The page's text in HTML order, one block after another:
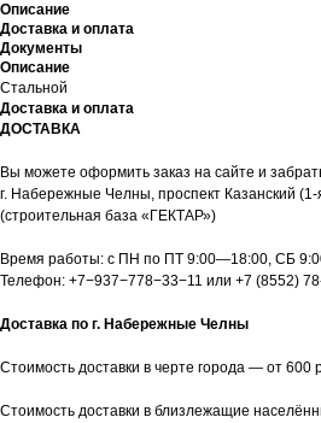
Описание
Доставка и оплата
Документы
Описание
Стальной
Доставка и оплата
ДОСТАВКА
Вы можете оформить заказ на сайте и
г. Набережные Челны, проспект Казанский
(строительная база «ГЕКТАР»)
Время работы: с ПН по ПТ 9:00—18:00, СБ
Телефон: +7−937−778−33−11 или +7 (8552)
Доставка по г. Набережные Челны
Стоимость доставки в черте города — от 600
Стоимость доставки в близлежащие